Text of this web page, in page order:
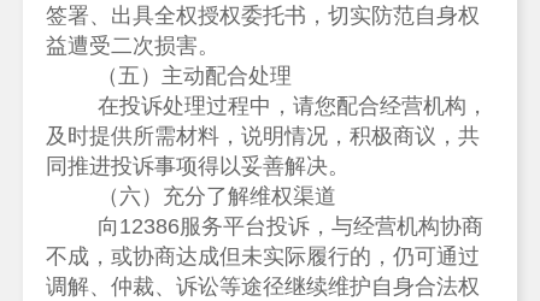
签署、出具全权授权委托书，切实防范自身权
益遭受二次损害。
（五）主动配合处理
在投诉处理过程中，请您配合经营机构，
及时提供所需材料，说明情况，积极商议，共
同推进投诉事项得以妥善解决。
（六）充分了解维权渠道
向12386服务平台投诉，与经营机构协商
不成，或协商达成但未实际履行的，仍可通过
调解、仲裁、诉讼等途径继续维护自身合法权